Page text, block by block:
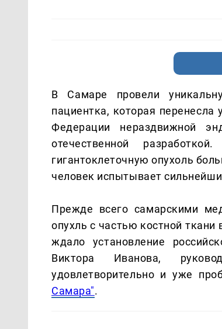
В Самаре провели
пациентка, которая перенесла
Федерации нераздвижной
отечественной
гигантоклеточную опухоль
человек испытывает
Прежде всего самарскими
опухль с частью костной
ждало установление
Виктора Иванова,
удовлетворительно и уже
Самара".